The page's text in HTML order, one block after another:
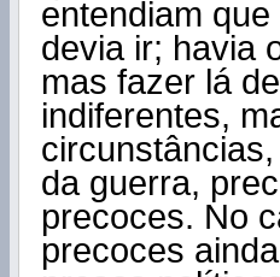
entendiam
devia ir; havia
mas fazer lá
indiferentes,
da guerra,
precoces. No
precoces